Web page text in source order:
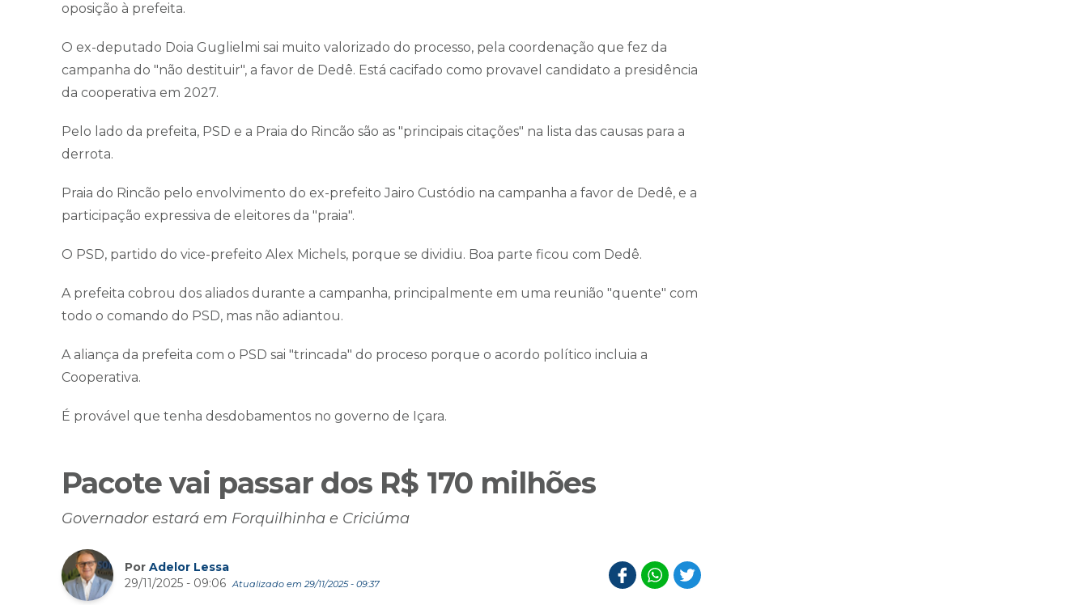
oposição à prefeita.
O ex-deputado Doia Guglielmi sai muito valorizado do processo, pela coordenação que fez da
campanha do "não destituir", a favor de Dedê. Está cacifado como provavel candidato a presidência
da cooperativa em 2027.
Pelo lado da prefeita, PSD e a Praia do Rincão são as "principais citações" na lista das causas para a
derrota.
Praia do Rincão pelo envolvimento do ex-prefeito Jairo Custódio na campanha a favor de Dedê, e a
participação expressiva de eleitores da "praia".
O PSD, partido do vice-prefeito Alex Michels, porque se dividiu. Boa parte ficou com Dedê.
A prefeita cobrou dos aliados durante a campanha, principalmente em uma reunião "quente" com
todo o comando do PSD, mas não adiantou.
A aliança da prefeita com o PSD sai "trincada" do proceso porque o acordo político incluia a
Cooperativa.
É provável que tenha desdobamentos no governo de Içara.
Pacote vai passar dos R$ 170 milhões
Governador estará em Forquilhinha e Criciúma
Por Adelor Lessa
29/11/2025 - 09:06 Atualizado em 29/11/2025 - 09:37